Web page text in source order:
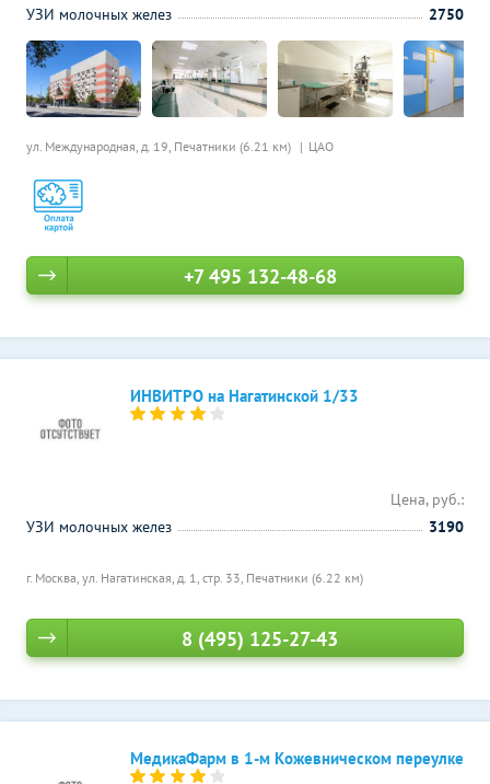
ул. Международная, д. 19, Печатники (6.21 км) ЦАО
УЗИ молочных желез
2750
+7 495 132-48-68
ИНВИТРО на Нагатинской 1/33
г. Москва, ул. Нагатинская, д. 1, стр. 33, Печатники (6.22 км)
Цена, руб.:
УЗИ молочных желез
3190
8 (495) 125-27-43
МедикаФарм в 1-м Кожевническом переулке